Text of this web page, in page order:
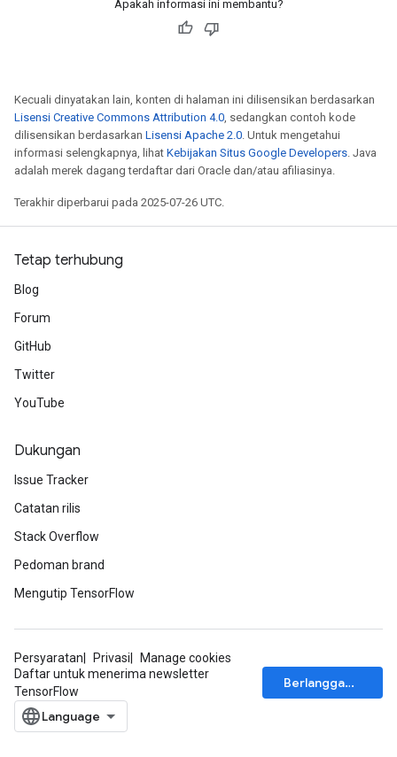
Apakah informasi ini membantu?
Kecuali dinyatakan lain, konten di halaman ini dilisensikan berdasarkan
Lisensi Creative Commons Attribution 4.0, sedangkan contoh kode
dilisensikan berdasarkan Lisensi Apache 2.0. Untuk mengetahui
informasi selengkapnya, lihat Kebijakan Situs Google Developers. Java
adalah merek dagang terdaftar dari Oracle dan/atau afiliasinya.
Terakhir diperbarui pada 2025-07-26 UTC.
Tetap terhubung
Blog
Forum
GitHub
Twitter
YouTube
Dukungan
Issue Tracker
Catatan rilis
Stack Overflow
Pedoman brand
Mengutip TensorFlow
Persyaratan Privasi
Manage cookies
Daftar untuk menerima newsletter
TensorFlow
Berlangganan